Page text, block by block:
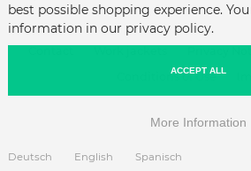
Conditions of Use
COMO Fashion - Modische
best possible shopping experience.
information in our privacy policy.
ACCEPT ALL
More Information
Deutsch English Spanisch